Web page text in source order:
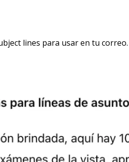
lines para usar en tu correo.